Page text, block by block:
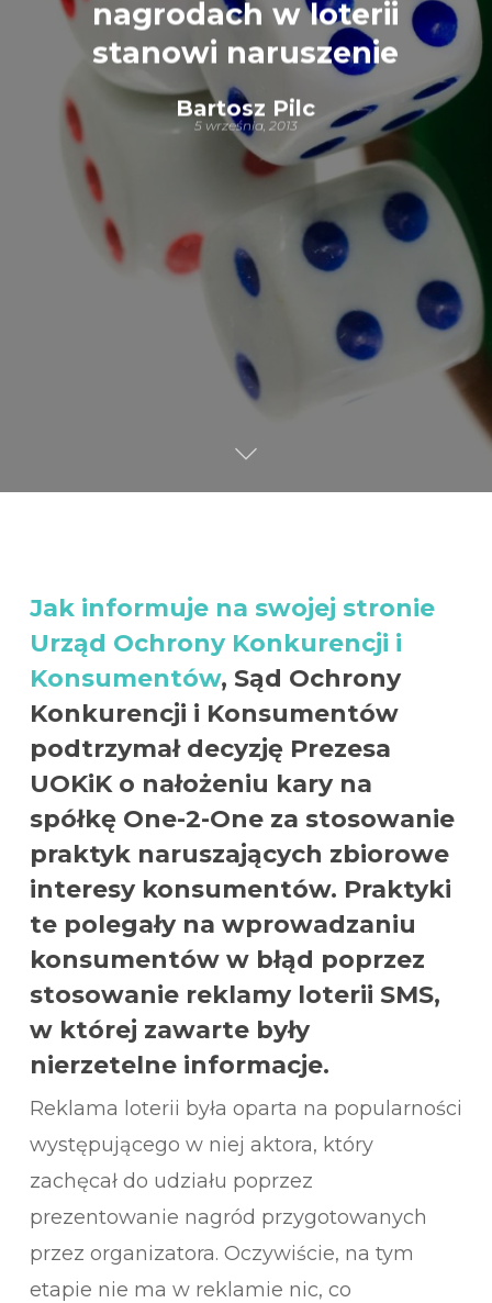
nagrodach w loterii
stanowi naruszenie
Bartosz Pilc
5 września, 2013
Jak informuje na swojej stronie
Urząd Ochrony Konkurencji i
Konsumentów, Sąd Ochrony
Konkurencji i Konsumentów
podtrzymał decyzję Prezesa
UOKiK o nałożeniu kary na
spółkę One-2-One za stosowanie
praktyk naruszających zbiorowe
interesy konsumentów. Praktyki
te polegały na wprowadzaniu
konsumentów w błąd poprzez
stosowanie reklamy loterii SMS,
w której zawarte były
nierzetelne informacje.
Reklama loterii była oparta na popularności
występującego w niej aktora, który
zachęcał do udziału poprzez
prezentowanie nagród przygotowanych
przez organizatora. Oczywiście, na tym
etapie nie ma w reklamie nic, co